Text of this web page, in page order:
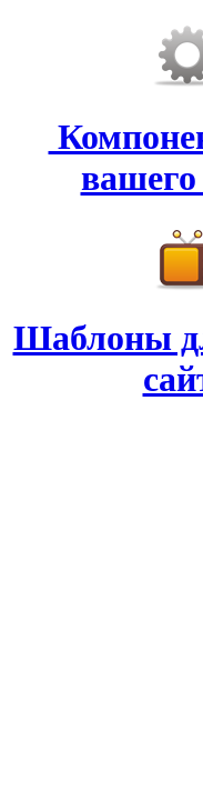
вашего
Шаблоны